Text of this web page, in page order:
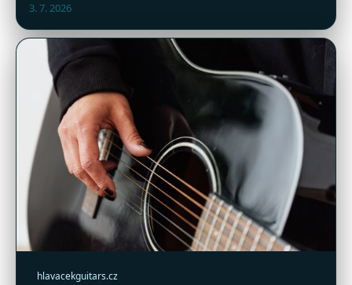
3. 7. 2026
hlavacekguitars.cz